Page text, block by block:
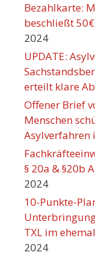
Bezahlkarte:
beschließt
2024
UPDATE:
erteilt klare
Offener Brief
Menschen
Asylverfahren
§ 20a & §20b
2024
10-Punkte-
TXL im
2024